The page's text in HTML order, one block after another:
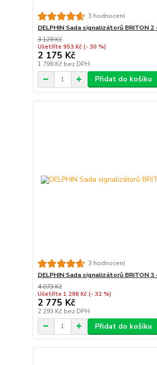
3 hodnocení
DELPHIN Sada signalizátorů BRITON 2
3 128 Kč
Ušetříte 953 Kč (- 30 %)
2 175 Kč
1 798 Kč bez DPH
Přidat do košíku
3 hodnocení
DELPHIN Sada signalizátorů BRITON 3
4 073 Kč
Ušetříte 1 298 Kč (- 32 %)
2 775 Kč
2 293 Kč bez DPH
Přidat do košíku